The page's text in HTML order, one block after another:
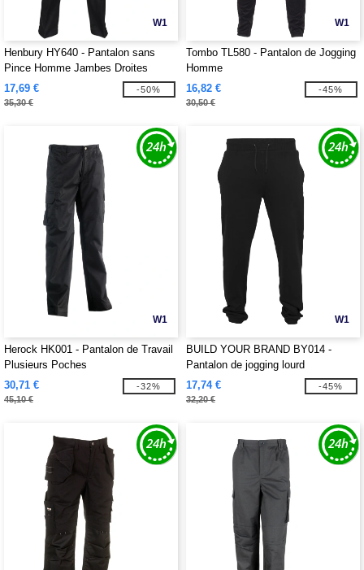
W1
Henbury HY640 - Pantalon sans
Pince Homme Jambes Droites
17,69 €
35,30 €
-50%
W1
Tombo TL580 - Pantalon de Jogging
Homme
16,82 €
30,50 €
-45%
W1
Herock HK001 - Pantalon de Travail
Plusieurs Poches
30,71 €
45,10 €
-32%
W1
BUILD YOUR BRAND BY014 -
Pantalon de jogging lourd
17,74 €
32,20 €
-45%